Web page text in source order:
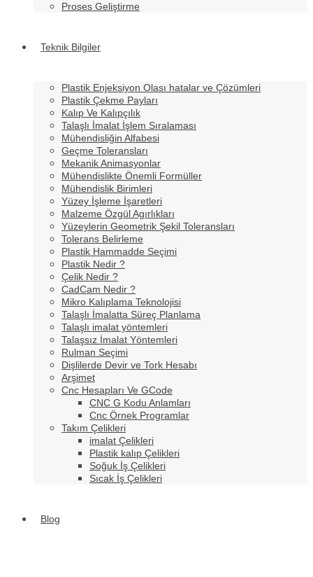
Proses Geliştirme
Teknik Bilgiler
Plastik Enjeksiyon Olası hatalar ve Çözümleri
Plastik Çekme Payları
Kalıp Ve Kalıpçılık
Talaşlı İmalat İşlem Sıralaması
Mühendisliğin Alfabesi
Geçme Toleransları
Mekanik Animasyonlar
Mühendislikte Önemli Formüller
Mühendislik Birimleri
Yüzey İşleme İşaretleri
Malzeme Özgül Agırlıkları
Yüzeylerin Geometrik Şekil Toleransları
Tolerans Belirleme
Plastik Hammadde Seçimi
Plastik Nedir ?
Çelik Nedir ?
CadCam Nedir ?
Mikro Kalıplama Teknolojisi
Talaşlı İmalatta Süreç Planlama
Talaşlı imalat yöntemleri
Talaşsız İmalat Yöntemleri
Rulman Seçimi
Dişlilerde Devir ve Tork Hesabı
Arşimet
Cnc Hesapları Ve GCode
CNC G Kodu Anlamları
Cnc Örnek Programlar
Takım Çelikleri
imalat Çelikleri
Plastik kalıp Çelikleri
Soğuk İş Çelikleri
Sıcak İş Çelikleri
Blog